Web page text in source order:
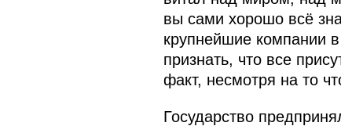
вы сами хорошо всё
крупнейшие компании
признать, что все
факт, несмотря на то
Государство